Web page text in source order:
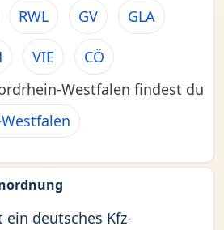
RWL GV GLA
VIE
CÖ
Westfalen findest du
ein deutsches Kfz-